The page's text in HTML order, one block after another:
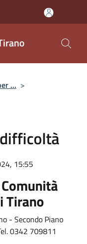
... >
15:55
Tirano
- Secondo Piano
0342 709811